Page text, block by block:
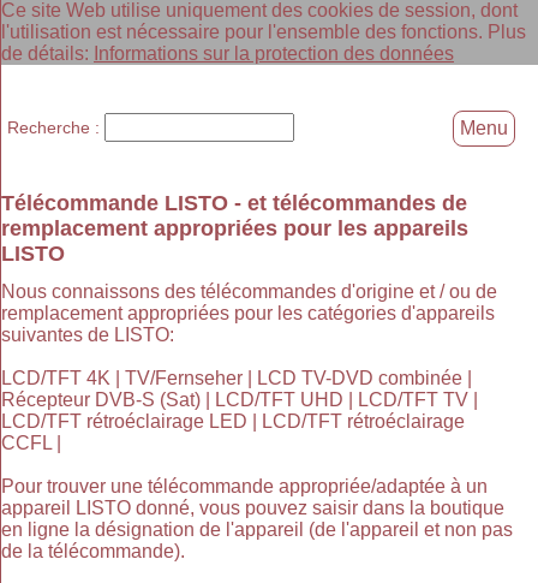
Ce site Web utilise uniquement des cookies de session, dont
l'utilisation est nécessaire pour l'ensemble des fonctions. Plus
de détails: Informations sur la protection des données
Télécommande LISTO - et télécommandes de
remplacement appropriées pour les appareils
LISTO
Nous connaissons des télécommandes d'origine et / ou de
remplacement appropriées pour les catégories d'appareils
suivantes de LISTO:
LCD/TFT 4K | TV/Fernseher | LCD TV-DVD combinée |
Récepteur DVB-S (Sat) | LCD/TFT UHD | LCD/TFT TV |
LCD/TFT rétroéclairage LED | LCD/TFT rétroéclairage
CCFL |
Pour trouver une télécommande appropriée/adaptée à un
appareil LISTO donné, vous pouvez saisir dans la boutique
en ligne la désignation de l'appareil (de l'appareil et non pas
de la télécommande).
Recherche : Menu